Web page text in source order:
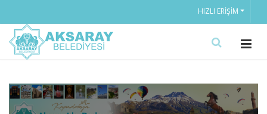
HIZLI ERIŞIM